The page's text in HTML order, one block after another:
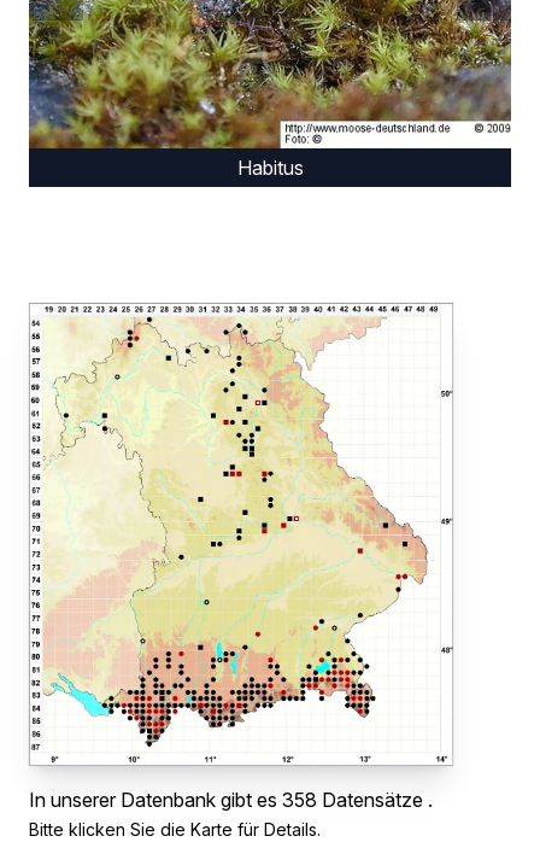
Habitus
In unserer Datenbank gibt es 358 Datensätze .
Bitte klicken Sie die Karte für Details.